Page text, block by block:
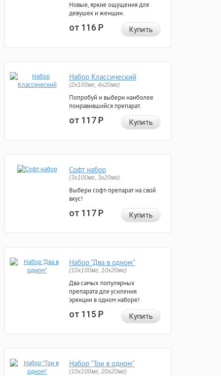
Новые, яркие ощущения для
девушек и женщин.
от 116Р Купить
Набор Классический
(2x100мг, 4x20мг)
Попробуй и выбери наиболее
понравившийся препарат.
от 117Р Купить
Софт набор
(3x100мг, 3x20мг)
Выбери софт-препарат на свой
вкус!
от 117Р Купить
Набор "Два в одном"
(10x100мг, 10x20мг)
Два самых популярных
препарата для усиления
эрекции в одном наборе!
от 115Р Купить
Набор "Три в одном"
(10x100мг, 20x20мг)